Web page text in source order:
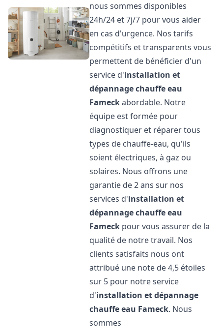
nous sommes disponibles
24h/24 et 7j/7 pour vous aider
en cas d'urgence. Nos tarifs
compétitifs et transparents vous
permettent de bénéficier d'un
service d'installation et
dépannage chauffe eau
Fameckabordable. Notre
équipe est formée pour
diagnostiquer et réparer tous
types de chauffe-eau, qu'ils
soient électriques, à gaz ou
solaires. Nous offrons une
garantie de 2 ans sur nos
services d'installation et
dépannage chauffe eau
Fameck pour vous assurer de la
qualité de notre travail. Nos
clients satisfaits nous ont
attribué une note de 4,5 étoiles
sur 5 pour notre service
d'installation et dépannage
chauffe eau Fameck. Nous
sommes